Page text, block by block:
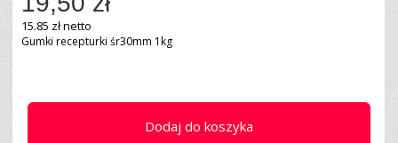
Dodaj do koszyka
15.85 zł netto
Gumki recepturki śr30mm 1kg